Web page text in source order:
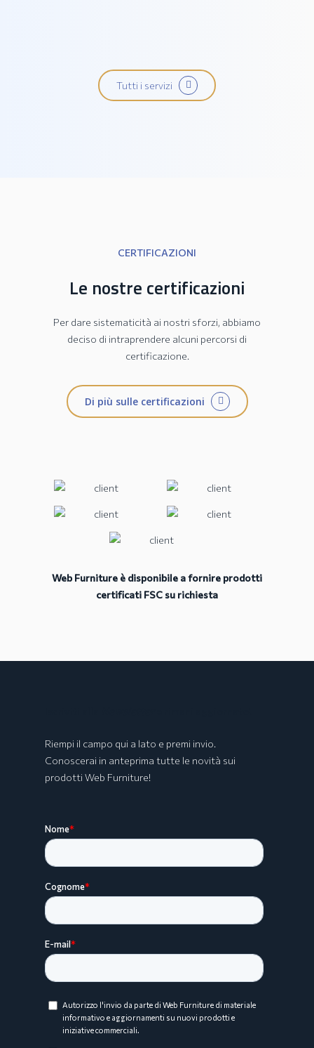
Collezione JESI
Collezione ARCO
Tutti i servizi
CERTIFICAZIONI
Le nostre certificazioni
Per dare sistematicità ai nostri sforzi, abbiamo
deciso di intraprendere alcuni percorsi di
certificazione.
Di più sulle certificazioni
Web Furniture è disponibile a fornire prodotti
certificati FSC su richiesta
Riempi il campo qui a lato e premi invio.
Conoscerai in anteprima tutte le novità sui
prodotti Web Furniture!